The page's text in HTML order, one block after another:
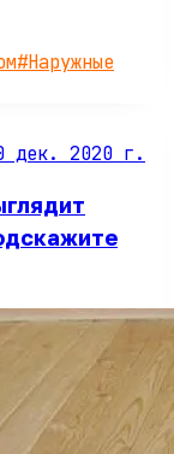
#Наружные
дек. 2020 г.